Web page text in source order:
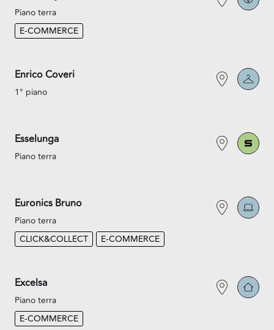
Piano terra
E-COMMERCE
Enrico Coveri
1° piano
Esselunga
Piano terra
Euronics Bruno
Piano terra
CLICK&COLLECT
E-COMMERCE
Excelsa
Piano terra
E-COMMERCE